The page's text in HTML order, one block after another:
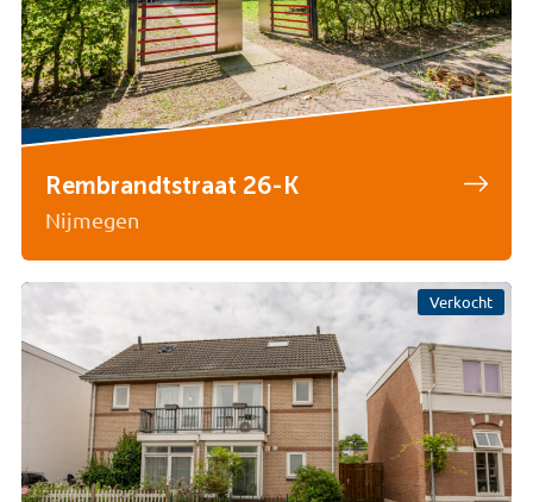
Rembrandtstraat 26-K
Nijmegen
Verkocht